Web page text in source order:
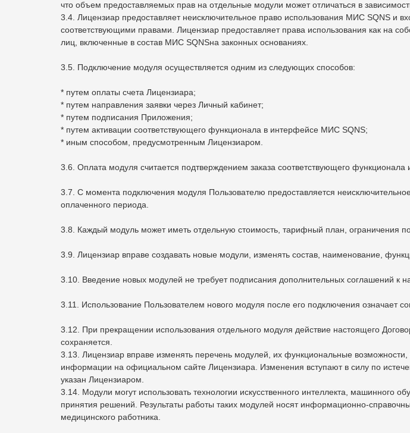
что объем предоставляемых прав на отдельные модули может отличаться в
3.4. Лицензиар предоставляет неисключительное право использования МИС SQNS и
соответствующими правами. Лицензиар предоставляет права использования как на
лиц, включенные в состав МИС SQNSна законных основаниях.
3.5. Подключение модуля осуществляется одним из следующих способов:
* путем оплаты счета Лицензиара;
* путем направления заявки через Личный кабинет;
* путем подписания Приложения;
* путем активации соответствующего функционала в интерфейсе МИС SQNS;
* иным способом, предусмотренным Лицензиаром.
3.6. Оплата модуля считается подтверждением заказа соответствующего функционала
3.7. С момента подключения модуля Пользователю предоставляется
оплаченного периода.
3.8. Каждый модуль может иметь отдельную стоимость, тарифный план, ограничения
3.9. Лицензиар вправе создавать новые модули, изменять состав, наименование,
3.10. Введение новых модулей не требует подписания дополнительных соглашений к
3.11. Использование Пользователем нового модуля после его подключения означает
3.12. При прекращении использования отдельного модуля действие настоящего
сохраняется.
3.13. Лицензиар вправе изменять перечень модулей, их функциональные
информации на официальном сайте Лицензиара. Изменения вступают в силу по
указан Лицензиаром.
3.14. Модули могут использовать технологии искусственного интеллекта, машинного
принятия решений. Результаты работы таких модулей носят информационно-
медицинского работника.